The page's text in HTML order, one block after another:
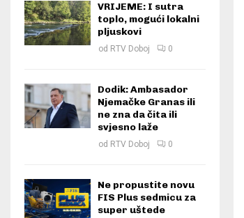
VRIJEME: I sutra
toplo, mogući lokalni
pljuskovi
od RTV Doboj 0
Dodik: Ambasador
Njemačke Granas ili
ne zna da čita ili
svjesno laže
od RTV Doboj 0
Ne propustite novu
FIS Plus sedmicu za
super uštede